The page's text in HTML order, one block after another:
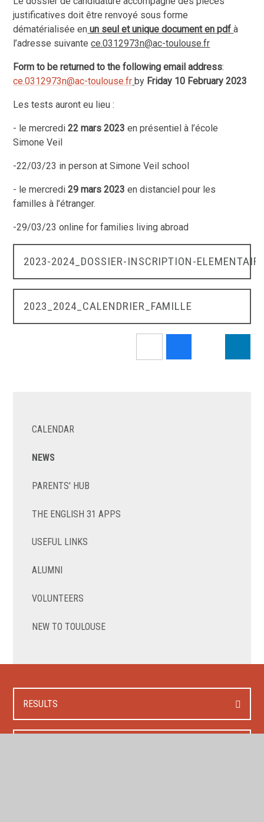
justificatives doit être renvoyé sous forme
dématérialisée en un seul et unique document en pdfà
l’adresse suivantece.0312973n@ac-toulouse.fr
Form to be returned to the following email address:
ce.0312973n@ac-toulouse.fr by Friday 10 February 2023
Les tests auront eu lieu :
- le mercredi22 mars 2023 en présentiel à l’école
Simone Veil
-22/03/23 in person at Simone Veil school
- le mercredi29 mars 2023 en distanciel pour les
familles à l’étranger.
-29/03/23 online for families living abroad
2023-2024_DOSSIER-INSCRIPTION-
2023_2024_CALENDRIER_FAMILLE
CALENDAR
NEWS
PARENTS' HUB
THE ENGLISH 31 APPS
USEFUL LINKS
ALUMNI
VOLUNTEERS
NEW TO TOULOUSE
RESULTS